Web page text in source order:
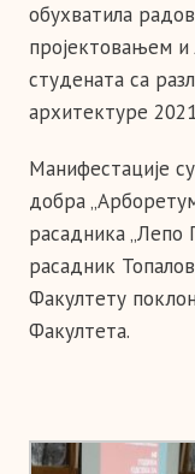
обухватила
пројектовањем
студената са
архитектуре
Манифестације
добра
расадника
расадник
Факултету
Факултета.